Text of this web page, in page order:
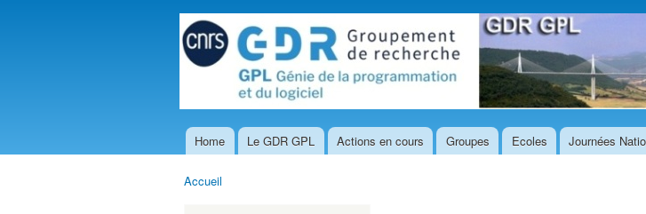
Aller au
contenu
principal
Menu principal
Home Le GDR GPL Actions en cours Groupes Ecoles Journées
Accueil